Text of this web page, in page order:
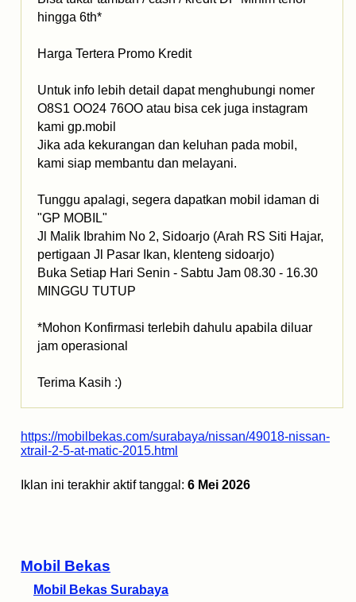
Mobil Bekas
Mobil Bekas Surabaya
hingga 6th*
Harga Tertera Promo Kredit
Untuk info lebih detail dapat menghubungi nomer
O8S1 OO24 76OO atau bisa cek juga instagram
kami gp.mobil
Jika ada kekurangan dan keluhan pada mobil,
kami siap membantu dan melayani.
Tunggu apalagi, segera dapatkan mobil idaman di
"GP MOBIL"
Jl Malik Ibrahim No 2, Sidoarjo (Arah RS Siti Hajar,
pertigaan Jl Pasar Ikan, klenteng sidoarjo)
Buka Setiap Hari Senin - Sabtu Jam 08.30 - 16.30
MINGGU TUTUP
*Mohon Konfirmasi terlebih dahulu apabila diluar
jam operasional
Terima Kasih :)
https://mobilbekas.com/surabaya/nissan/49018-nissan-
xtrail-2-5-at-matic-2015.html
Iklan ini terakhir aktif tanggal: 6 Mei 2026